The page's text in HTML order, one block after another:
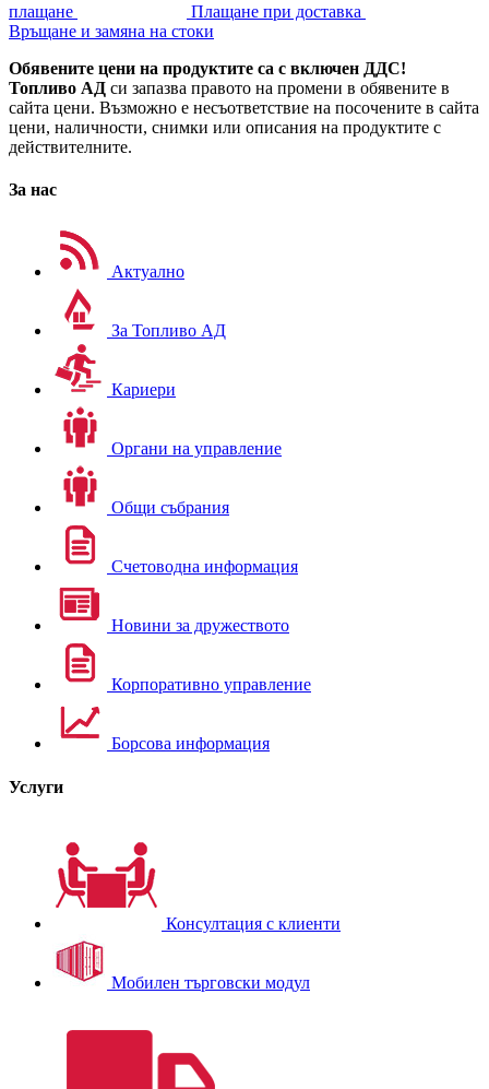
плащане
Плащане при доставка
Връщане и замяна на стоки
Обявените цени на продуктите са с включен ДДС!
Топливо АД си запазва правото на промени в обявените в
сайта цени. Възможно е несъответствие на посочените в сайта
цени, наличности, снимки или описания на продуктите с
действителните.
За нас
Актуално
За Топливо АД
Кариери
Органи на управление
Общи събрания
Счетоводна информация
Новини за дружеството
Корпоративно управление
Борсова информация
Услуги
Консултация с клиенти
Мобилен търговски модул